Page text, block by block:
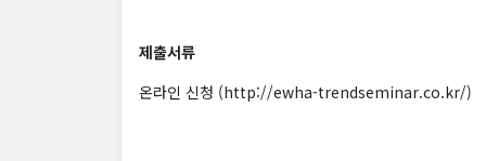
제출서류
온라인 신청 (http://ewha-trendseminar.co.kr/)